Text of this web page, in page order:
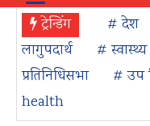
ट्रेन्डिंग # देश
लागुपदार्थ
# स्वास्थ्य
प्रतिनिधिसभा
# उप
health